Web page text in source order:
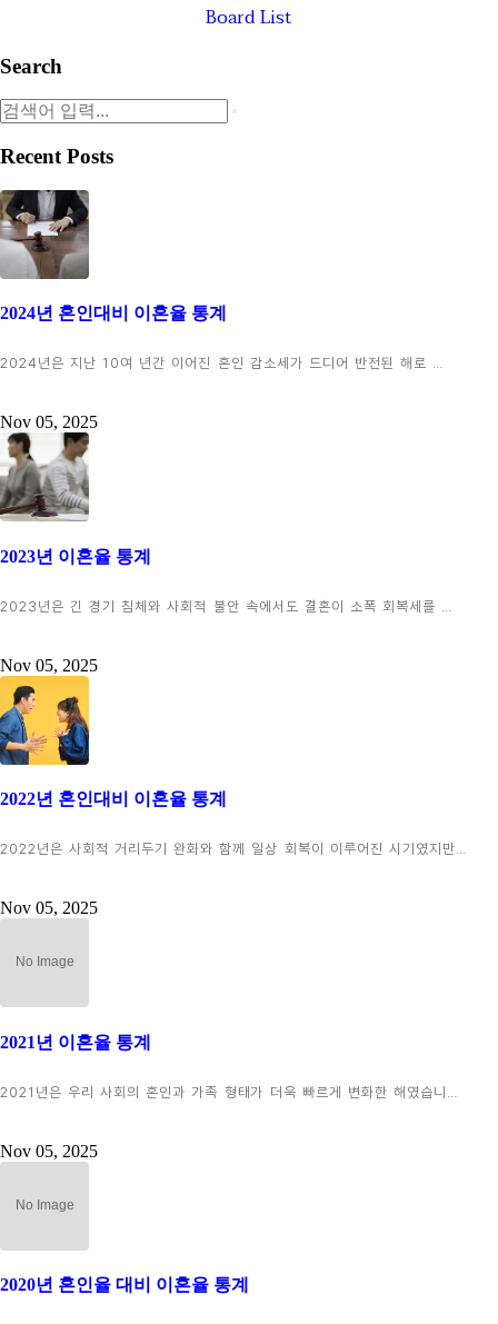
Board List
Search
Recent Posts
2024년 혼인대비 이혼율 통계
2024년은 지난 10여 년간 이어진 혼인 감소세가 드디어 반전된 해로 …
Nov 05, 2025
2023년 이혼율 통계
2023년은 긴 경기 침체와 사회적 불안 속에서도 결혼이 소폭 회복세를 …
Nov 05, 2025
2022년 혼인대비 이혼율 통계
2022년은 사회적 거리두기 완화와 함께 일상 회복이 이루어진 시기였지만…
Nov 05, 2025
2021년 이혼율 통계
2021년은 우리 사회의 혼인과 가족 형태가 더욱 빠르게 변화한 해였습니…
Nov 05, 2025
2020년 혼인율 대비 이혼율 통계